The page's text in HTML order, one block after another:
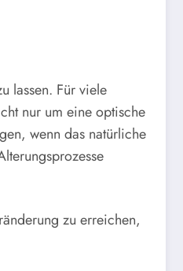
lassen. Für viele
nur um eine optische
wenn das natürliche
zu erreichen,